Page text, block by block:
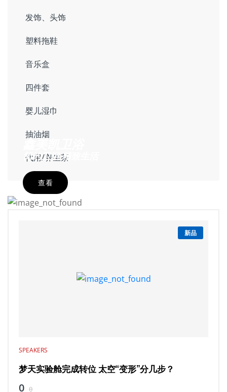
发饰、头饰
塑料拖鞋
音乐盒
四件套
婴儿湿巾
抽油烟
代用/养生茶
鑫美凯卫浴
简约卫浴 精致生活
查看
新品
SPEAKERS
梦天实验舱完成转位 太空“变形”分几步？
0 0